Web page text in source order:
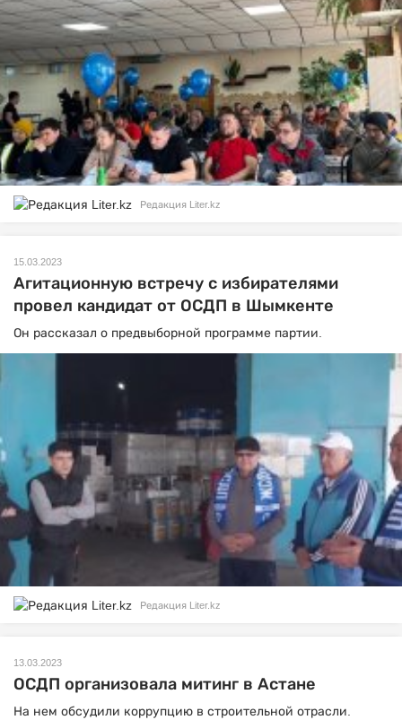
Редакция Liter.kz
15.03.2023
Агитационную встречу с избирателями
провел кандидат от ОСДП в Шымкенте
Он рассказал о предвыборной программе партии.
Редакция Liter.kz
13.03.2023
ОСДП организовала митинг в Астане
На нем обсудили коррупцию в строительной отрасли.